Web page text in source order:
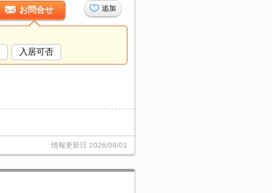
お問合せ 追加
入居可否
情報更新日 2026/08/01